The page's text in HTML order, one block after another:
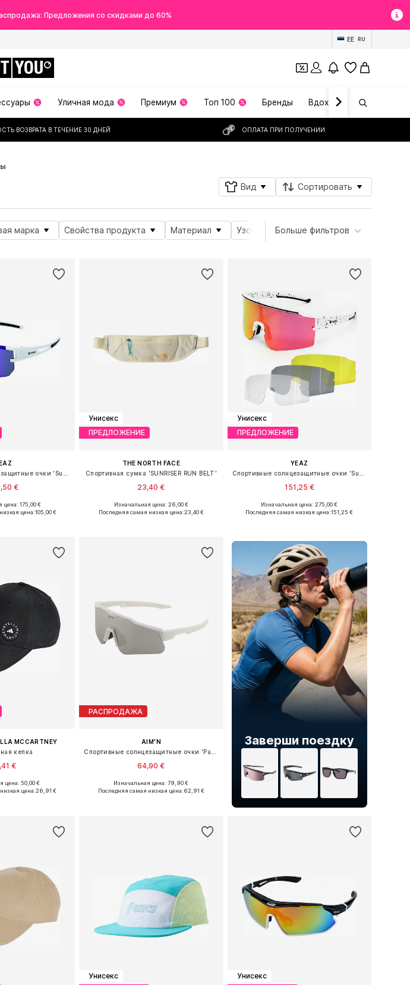
Предложения со скидками до 60%
EE RU
YOU
Уличная мода Премиум Топ 100 Бренды Вдохновение
ВОЗВРАТА В ТЕЧЕНИЕ 30 ДНЕЙ ОПЛАТА ПРИ ПОЛУЧЕНИИ
Вид Сортировать
марка Свойства продукта Материал Узоры Вид спорта
Больше фильтров
€
One Size
цена: 175,00 €
цена:105,00 €
Унисекс
ПРЕДЛОЖЕНИЕ
THE NORTH FACE
Спортивная сумка 'SUNRISER RUN BELT'
23,40 €
Доступные размеры: One Size
Изначальная цена: 26,00 €
Последняя самая низкая цена:23,40 €
Унисекс
ПРЕДЛОЖЕНИЕ
YEAZ
151,25 €
Доступные размеры: One Size
Изначальная цена: 275,00 €
Последняя самая низкая цена:151,25 €
MCCARTNEY
кепка
€
56-57
цена: 50,00 €
цена:26,91 €
РАСПРОДАЖА
AIM'N
64,90 €
Доступные размеры: One Size
Изначальная цена: 79,90 €
Последняя самая низкая цена:62,91 €
Заверши поездку
Унисекс
Унисекс